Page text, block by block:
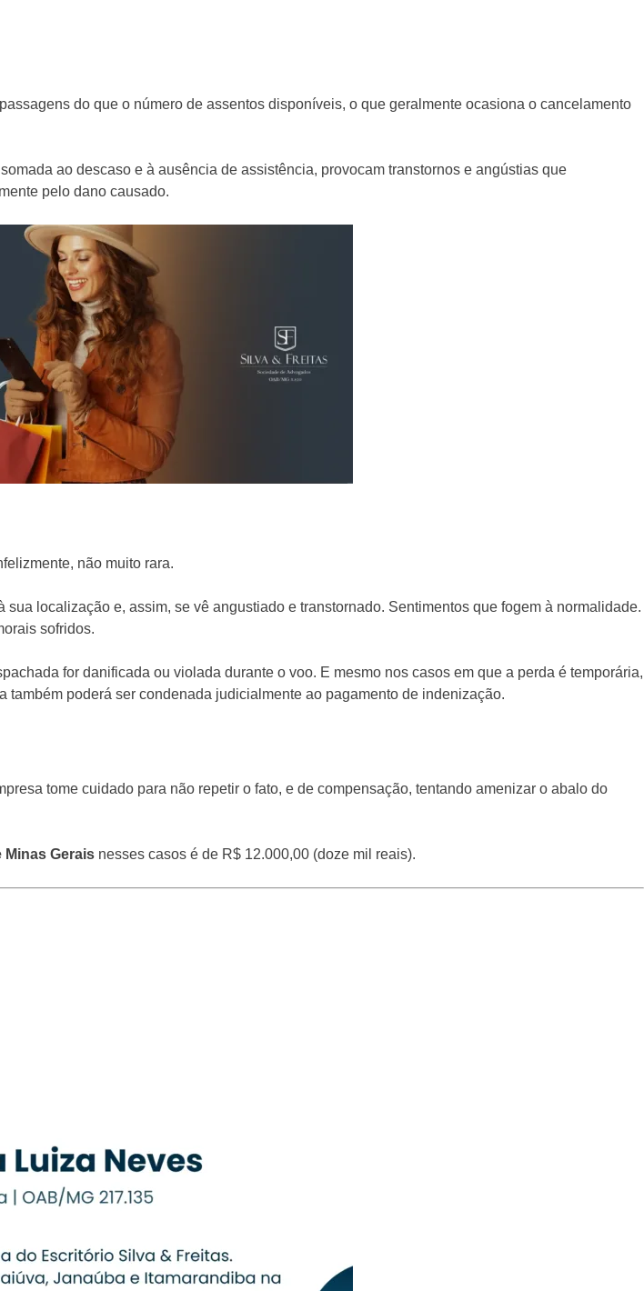
do que o número de assentos disponíveis, o que geralmente ocasiona o cancelamento
ao descaso e à ausência de assistência, provocam transtornos e angústias que
pelo dano causado.
não muito rara.
localização e, assim, se vê angustiado e transtornado. Sentimentos que fogem à normalidade.
sofridos.
for danificada ou violada durante o voo. E mesmo nos casos em que a perda é temporária,
poderá ser condenada judicialmente ao pagamento de indenização.
tome cuidado para não repetir o fato, e de compensação, tentando amenizar o abalo do
Gerais nesses casos é de R$ 12.000,00 (doze mil reais).